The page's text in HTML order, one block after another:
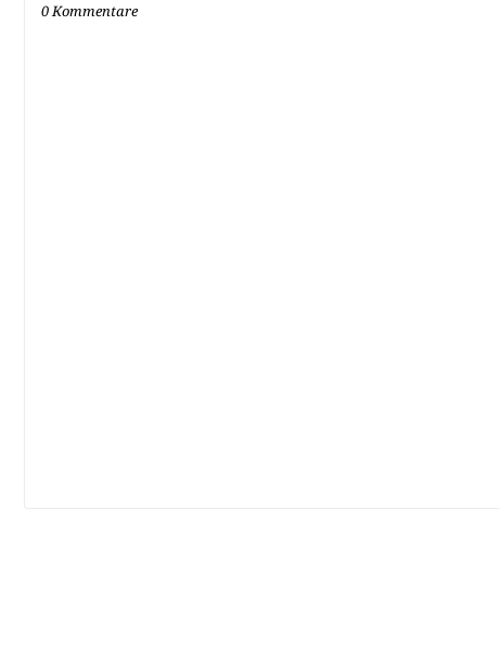
0 Kommentare